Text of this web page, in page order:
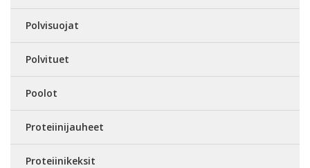
Polvisuojat
Polvituet
Poolot
Proteiinijauheet
Proteiinikeksit